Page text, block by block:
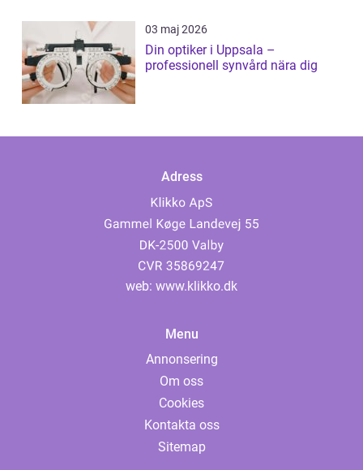
03 maj 2026
Din optiker i Uppsala –
professionell synvård nära dig
Adress
web: www.klikko.dk
Menu
Annonsering
Om oss
Cookies
Kontakta oss
Sitemap